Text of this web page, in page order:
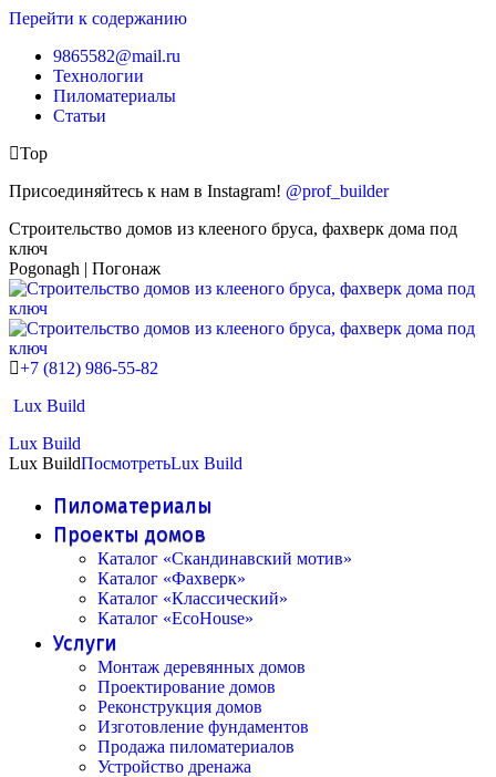
Перейти к содержанию
9865582@mail.ru
Технологии
Пиломатериалы
Статьи
Top
Присоединяйтесь к нам в Instagram! @prof_builder
Строительство домов из клееного бруса, фахверк дома под
ключ
Pogonagh | Погонаж
+7 (812) 986-55-82
Lux Build
Lux Build
Lux BuildПосмотретьLux Build
Пиломатериалы
Проекты домов
Каталог «Скандинавский мотив»
Каталог «Фахверк»
Каталог «Классический»
Каталог «EcoHouse»
Услуги
Монтаж деревянных домов
Проектирование домов
Реконструкция домов
Изготовление фундаментов
Продажа пиломатериалов
Устройство дренажа